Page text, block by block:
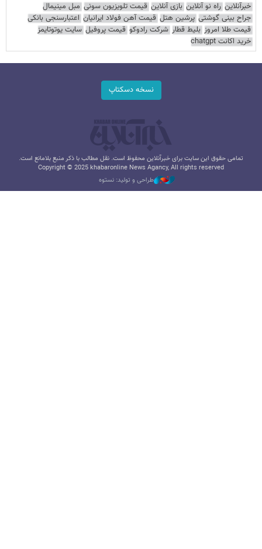
خبرآنلاین راه نو آنلاین بازی آنلاین قیمت تلویزیون سونی مبل مینیمال
جراح بینی گوشتی پرشین هتل قیمت آهن فولاد ایرانیان اعتبارسنجی بانکی
قیمت طلا امروز بلیط قطار شرکت رادوکو قیمت پروفیل سایت یوتوتایمز
خرید اکانت chatgpt
نسخه دسکتاپ
تمامی حقوق این سایت برای خبرآنلاین محفوظ است. نقل مطالب با ذکر منبع بلامانع است.
Copyright © 2025 khabaronline News Agancy, All rights reserved
طراحی و تولید: نستوه